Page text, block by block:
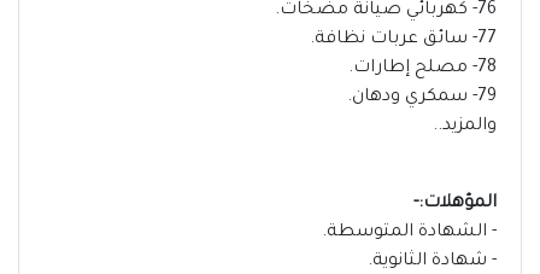
76- كهربائي صيانة مضخات.
77- سائق عربات نظافة.
78- مصلح إطارات.
79- سمكري ودهان.
والمزيد..
المؤهلات:-
- الشهادة المتوسطة.
- شهادة الثانوية.